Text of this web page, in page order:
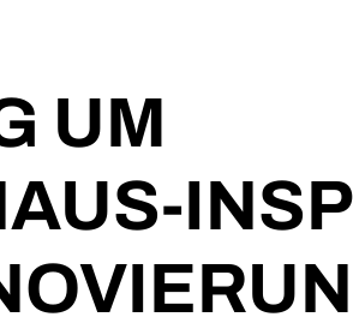
UM